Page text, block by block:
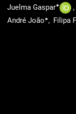
Juelma Gaspar▸
André João ▸ Filipa